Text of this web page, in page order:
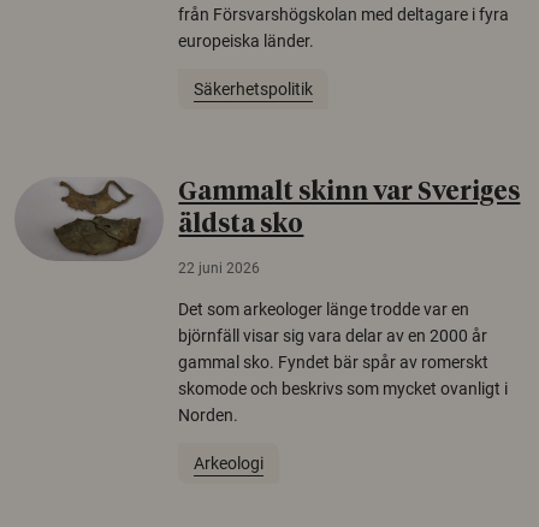
från Försvarshögskolan med deltagare i fyra
europeiska länder.
Säkerhetspolitik
Gammalt skinn var Sveriges
äldsta sko
22 juni 2026
Det som arkeologer länge trodde var en
björnfäll visar sig vara delar av en 2000 år
gammal sko. Fyndet bär spår av romerskt
skomode och beskrivs som mycket ovanligt i
Norden.
Arkeologi